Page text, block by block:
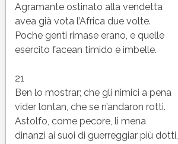
Agramante ostinato alla vendetta
avea già vota l’Africa due volte.
Poche genti rimase erano, e quelle
esercito facean timido e imbelle.
21
Ben lo mostrar; che gli nimici a pena
vider lontan, che se n’andaron rotti.
Astolfo, come pecore, li mena
dinanzi ai suoi di guerreggiar più dotti,